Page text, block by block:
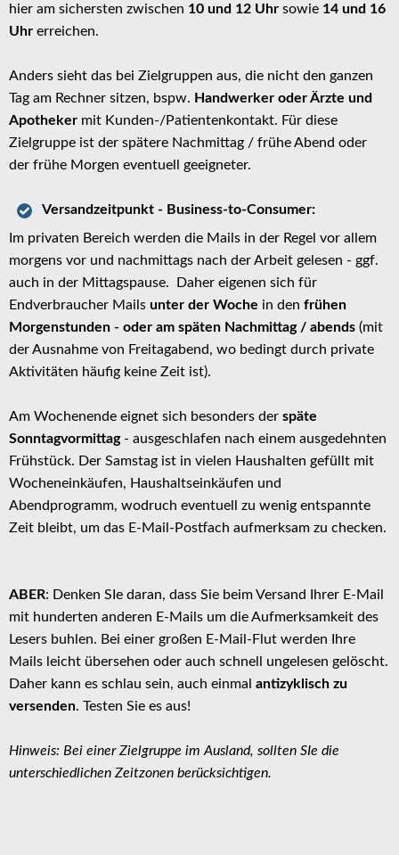
hier am sichersten zwischen 10 und 12 Uhr sowie 14 und 16
Uhr erreichen.
Anders sieht das bei Zielgruppen aus, die nicht den ganzen
Tag am Rechner sitzen, bspw. Handwerker oder Ärzte und
Apotheker mit Kunden-/Patientenkontakt. Für diese
Zielgruppe ist der spätere Nachmittag / frühe Abend oder
der frühe Morgen eventuell geeigneter.
Versandzeitpunkt - Business-to-Consumer:
Im privaten Bereich werden die Mails in der Regel vor allem
morgens vor und nachmittags nach der Arbeit gelesen - ggf.
auch in der Mittagspause. Daher eigenen sich für
Endverbraucher Mails unter der Woche in den frühen
Morgenstunden - oder am späten Nachmittag / abends (mit
der Ausnahme von Freitagabend, wo bedingt durch private
Aktivitäten häufig keine Zeit ist).
Am Wochenende eignet sich besonders der späte
Sonntagvormittag- ausgeschlafen nach einem ausgedehnten
Frühstück. Der Samstag ist in vielen Haushalten gefüllt mit
Wocheneinkäufen, Haushaltseinkäufen und
Abendprogramm, wodruch eventuell zu wenig entspannte
Zeit bleibt, um das E-Mail-Postfach aufmerksam zu checken.
ABER: Denken SIe daran, dass Sie beim Versand Ihrer E-Mail
mit hunderten anderen E-Mails um die Aufmerksamkeit des
Lesers buhlen. Bei einer großen E-Mail-Flut werden Ihre
Mails leicht übersehen oder auch schnell ungelesen gelöscht.
Daher kann es schlau sein, auch einmal antizyklisch zu
versenden. Testen Sie es aus!
Hinweis: Bei einer Zielgruppe im Ausland, sollten SIe die
unterschiedlichen Zeitzonen berücksichtigen.